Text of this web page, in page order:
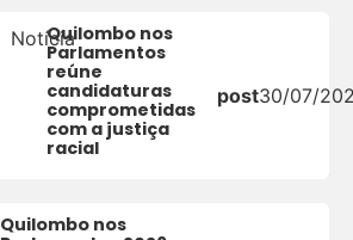
NotíciaQuilombo nos
Parlamentos
reúne
candidaturas
comprometidas
com a justiça
racial
post30/07/
Quilombo nos